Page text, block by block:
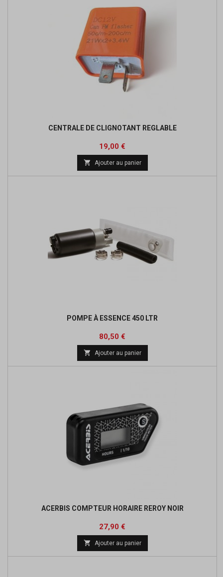
CENTRALE DE CLIGNOTANT REGLABLE
Prix
19,00 €
 Ajouter au panier
POMPE À ESSENCE 450 LTR
Prix
80,50 €
base
 Ajouter au panier
ACERBIS COMPTEUR HORAIRE REROY NOIR
Prix
27,90 €
base
 Ajouter au panier